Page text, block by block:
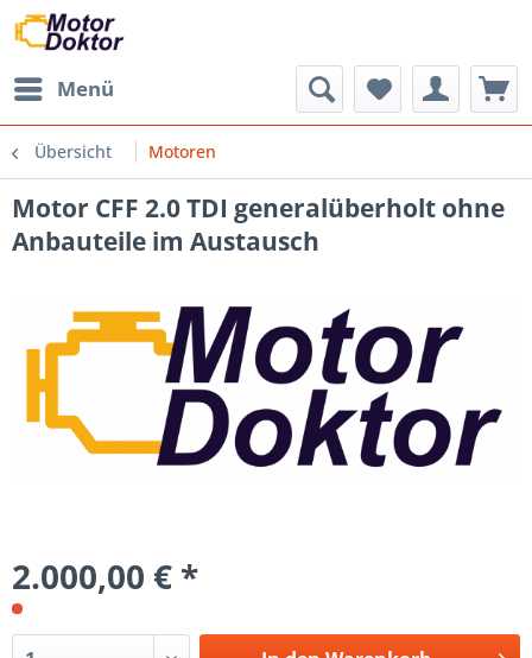
Menü
Übersicht Motoren
Motor CFF 2.0 TDI generalüberholt ohne
Anbauteile im Austausch
2.000,00 € *